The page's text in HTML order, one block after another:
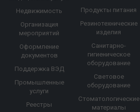
Недвижимость
Организация
мероприятий
Оформление
документов
Поддержка ВЭД
Промышленные
услуги
Реестры
Продукты питания
Резинотехнические
изделия
Санитарно-
гигиеническое
оборудование
Световое
оборудование
Стоматологические
материалы